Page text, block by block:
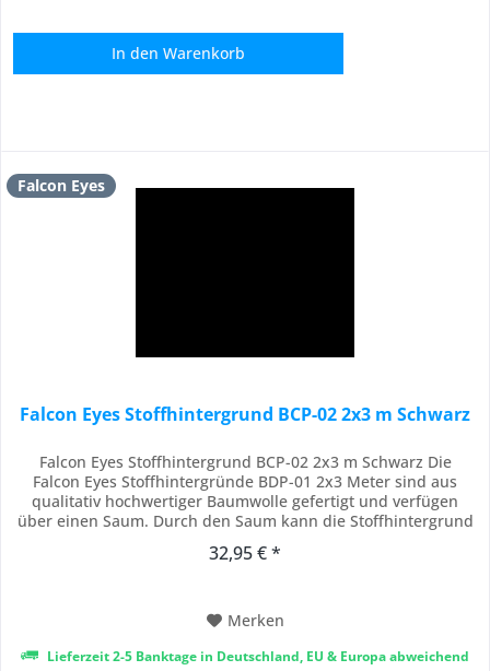
In den Warenkorb
Falcon Eyes
Falcon Eyes Stoffhintergrund BCP-02 2x3 m Schwarz
Falcon Eyes Stoffhintergrund BCP-02 2x3 m Schwarz Die
Falcon Eyes Stoffhintergründe BDP-01 2x3 Meter sind aus
qualitativ hochwertiger Baumwolle gefertigt und verfügen
über einen Saum. Durch den Saum kann die Stoffhintergrund
werden. Die Stoffhintergründe sind robust und
32,95 € *
Merken
Lieferzeit 2-5 Banktage in Deutschland, EU & Europa abweichend